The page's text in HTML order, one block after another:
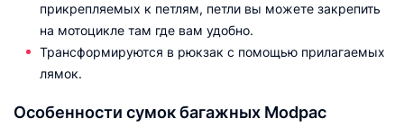
прикрепляемых к петлям, петли вы можете закрепить
на мотоцикле там где вам удобно.
Трансформируются в рюкзак с помощью прилагаемых
лямок.
Особенности сумок багажных Modpac